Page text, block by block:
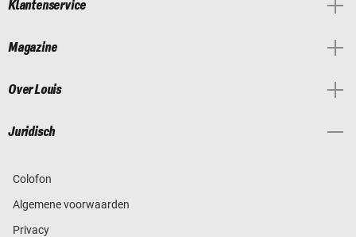
Klantenservice
Magazine
Over Louis
Juridisch
Colofon
Algemene voorwaarden
Privacy